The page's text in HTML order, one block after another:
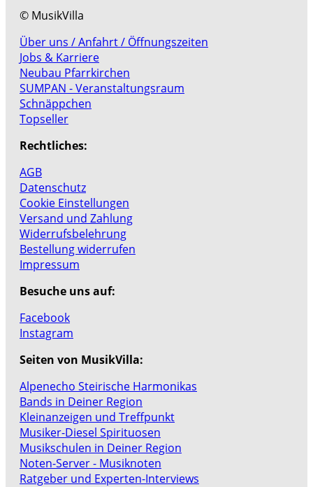
© MusikVilla
Über uns / Anfahrt / Öffnungszeiten
Jobs & Karriere
Neubau Pfarrkirchen
SUMPAN - Veranstaltungsraum
Schnäppchen
Topseller
Rechtliches:
AGB
Datenschutz
Cookie Einstellungen
Versand und Zahlung
Widerrufsbelehrung
Bestellung widerrufen
Impressum
Besuche uns auf:
Facebook
Instagram
Seiten von MusikVilla:
Alpenecho Steirische Harmonikas
Bands in Deiner Region
Kleinanzeigen und Treffpunkt
Musiker-Diesel Spirituosen
Musikschulen in Deiner Region
Noten-Server - Musiknoten
Ratgeber und Experten-Interviews